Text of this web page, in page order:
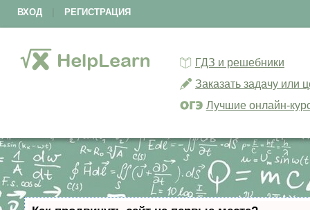
ВХОД РЕГИСТРАЦИЯ
ГДЗ и решебники
Заказать задачу или
Лучшие онлайн-